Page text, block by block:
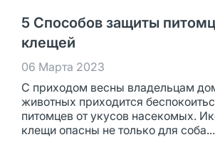
5 Способов защиты
клещей
06 Марта 2023
С приходом весны владельцам
животных приходится
питомцев от укусов насекомых.
клещи опасны не только для соба...